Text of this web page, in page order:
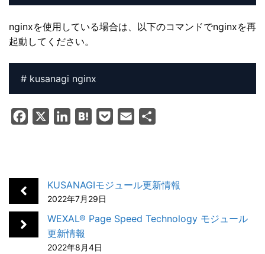
nginxを使用している場合は、以下のコマンドでnginxを再
起動してください。
# kusanagi nginx
o
e
d
I
n
n
a
e
l
KUSANAGIモジュール更新情報
2022年7月29日
WEXAL® Page Speed Technology モジュール
更新情報
2022年8月4日